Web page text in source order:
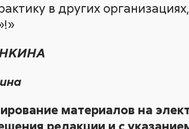
в других
материалов на
редакции и с